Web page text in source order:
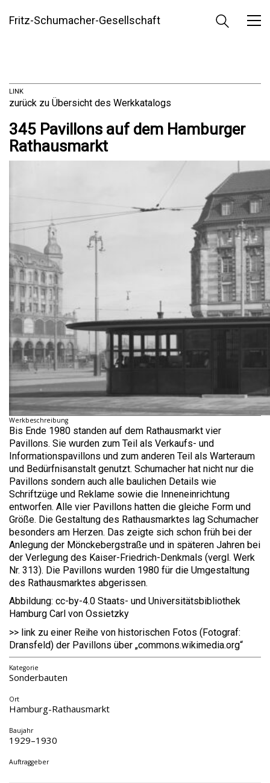
Fritz-Schumacher-Gesellschaft
LINK
zurück zu Übersicht des Werkkatalogs
345 Pavillons auf dem Hamburger
Rathausmarkt
Werkbeschreibung
Bis Ende 1980 standen auf dem Rathausmarkt vier
Pavillons. Sie wurden zum Teil als Verkaufs- und
Informationspavillons und zum anderen Teil als Warteraum
und Bedürfnisanstalt genutzt. Schumacher hat nicht nur die
Pavillons sondern auch alle baulichen Details wie
Schriftzüge und Reklame sowie die Inneneinrichtung
entworfen. Alle vier Pavillons hatten die gleiche Form und
Größe. Die Gestaltung des Rathausmarktes lag Schumacher
besonders am Herzen. Das zeigte sich schon früh bei der
Anlegung der Mönckebergstraße und in späteren Jahren bei
der Verlegung des Kaiser-Friedrich-Denkmals (vergl. Werk
Nr. 313). Die Pavillons wurden 1980 für die Umgestaltung
des Rathausmarktes abgerissen.
Abbildung: cc-by-4.0 Staats- und Universitätsbibliothek
Hamburg Carl von Ossietzky
>> link zu einer Reihe von historischen Fotos (Fotograf:
Dransfeld) der Pavillons über „commons.wikimedia.org“
Kategorie
Sonderbauten
Ort
Hamburg-Rathausmarkt
Baujahr
1929–1930
Auftraggeber